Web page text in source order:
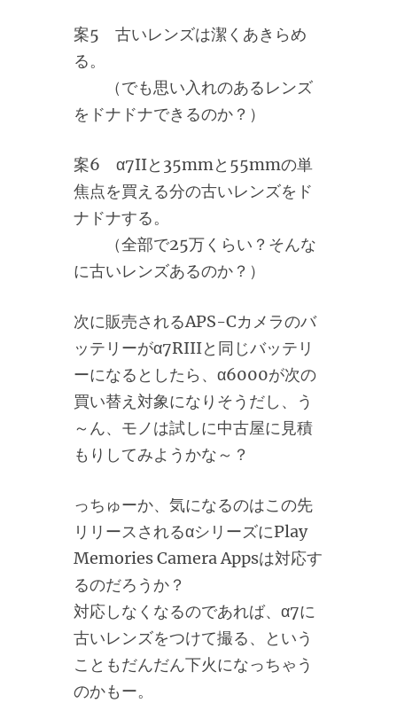
案5 古いレンズは潔くあきらめ
る。
（でも思い入れのあるレンズ
をドナドナできるのか？）
案6 α7IIと35mmと55mmの単
焦点を買える分の古いレンズをド
ナドナする。
（全部で25万くらい？そんな
に古いレンズあるのか？）
次に販売されるAPS-Cカメラのバ
ッテリーがα7RIIIと同じバッテリ
ーになるとしたら、α6000が次の
買い替え対象になりそうだし、う
～ん、モノは試しに中古屋に見積
もりしてみようかな～？
っちゅーか、気になるのはこの先
リリースされるαシリーズにPlay
Memories Camera Appsは対応す
るのだろうか？
対応しなくなるのであれば、α7に
古いレンズをつけて撮る、という
こともだんだん下火になっちゃう
のかもー。